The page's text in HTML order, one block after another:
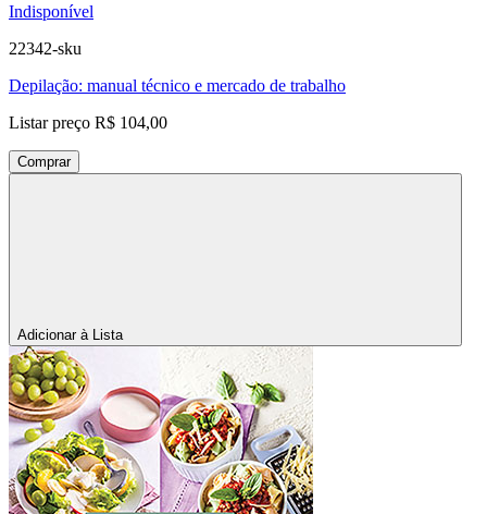
Indisponível
22342-sku
Depilação: manual técnico e mercado de trabalho
Listar preço R$ 104,00
Comprar
Adicionar à Lista